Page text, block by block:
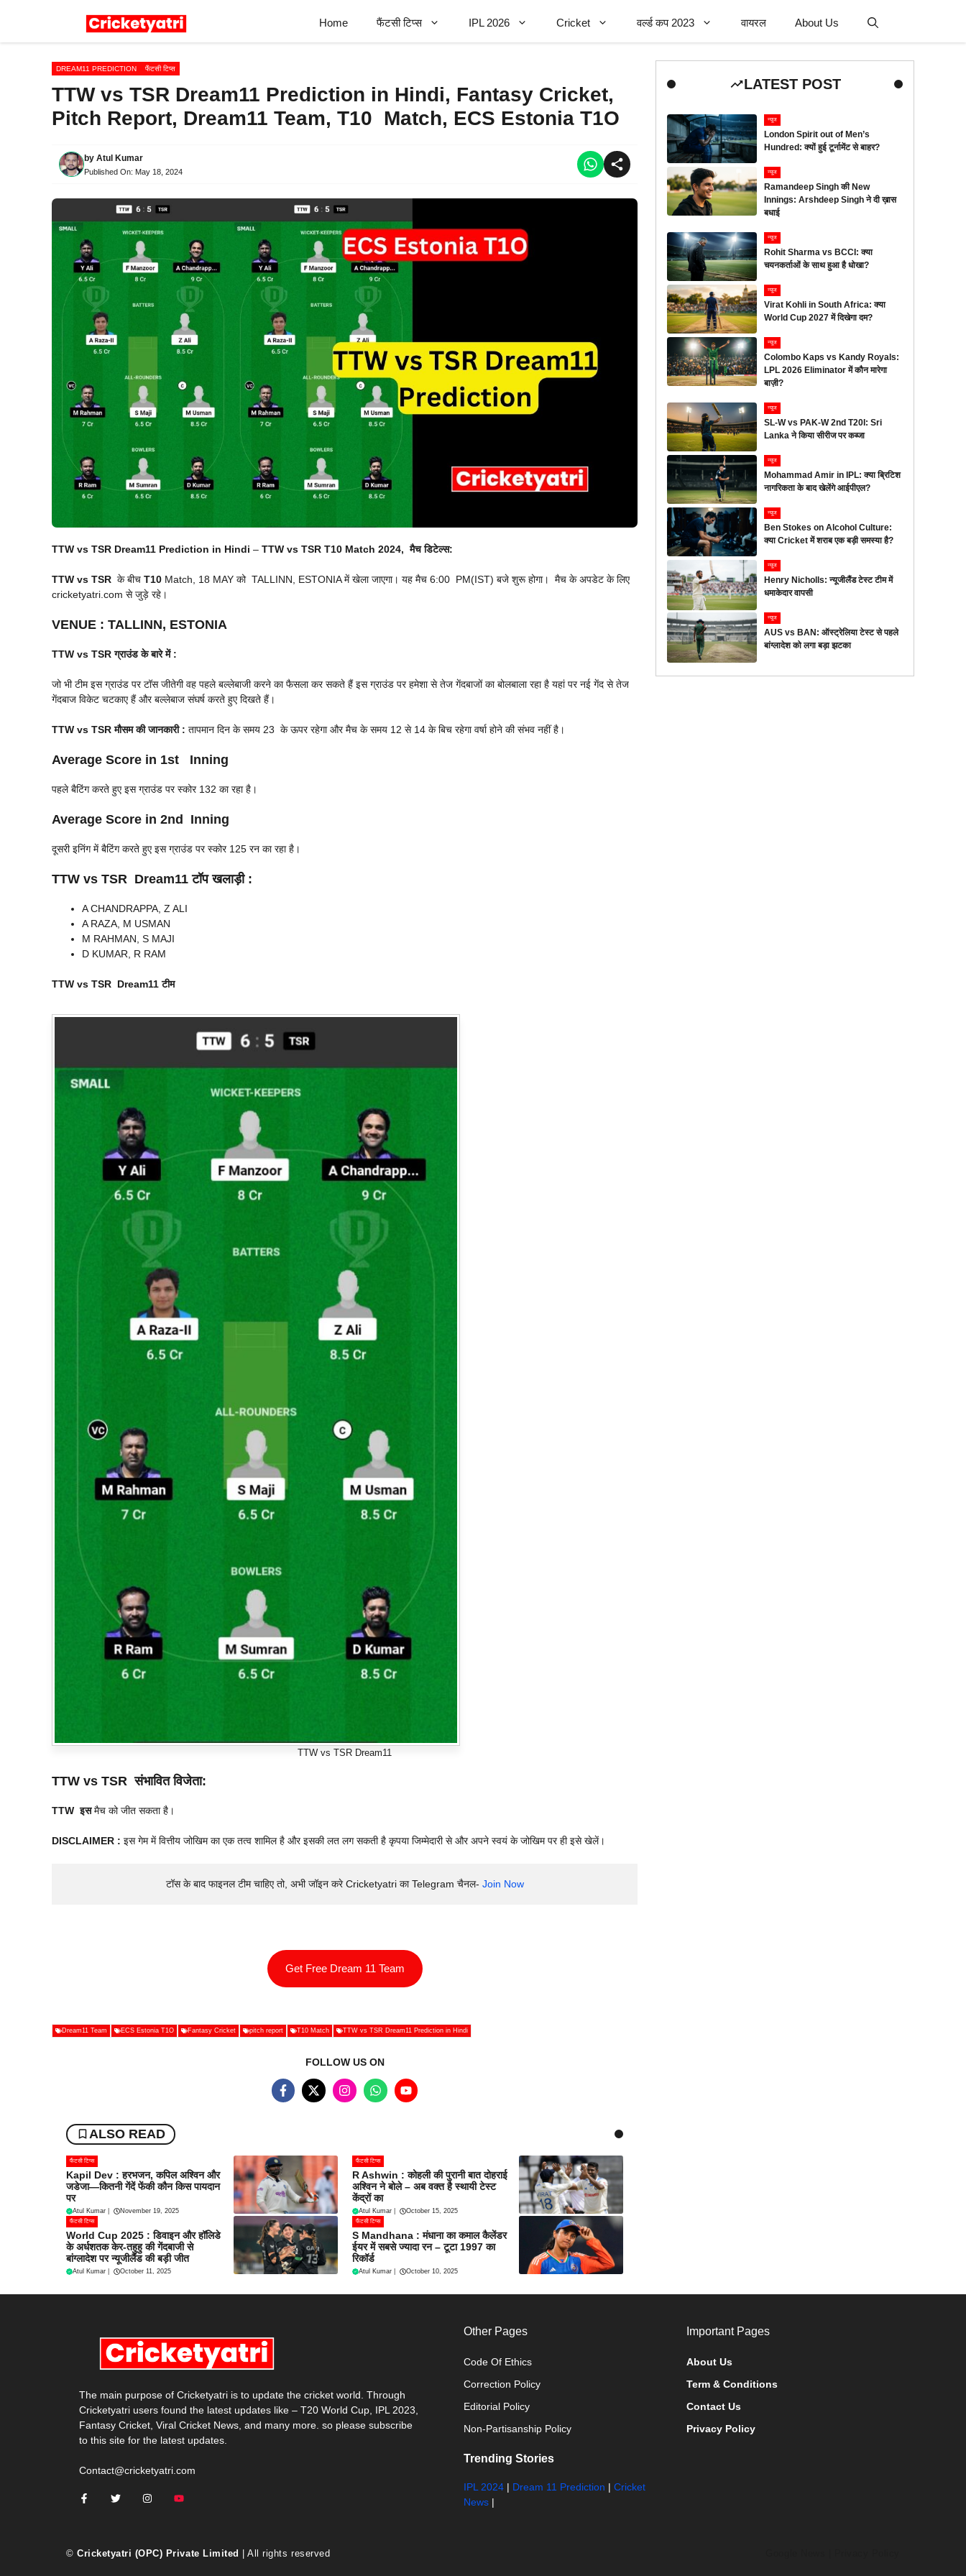
Home फैंटसी टिप्स IPL 2026 Cricket वर्ल्ड कप 2023 वायरल About Us
DREAM11 PREDICTION फैंटसी टिप्स
TTW vs TSR Dream11 Prediction in Hindi, Fantasy Cricket,
Pitch Report, Dream11 Team, T10 Match, ECS Estonia T1O
by Atul Kumar
Published On: May 18, 2024
TTW vs TSR Dream11 Prediction in Hindi – TTW vs TSR T10 Match 2024, मैच डिटेल्स:
TTW vs TSR के बीच T10 Match, 18 MAY को TALLINN, ESTONIA में खेला जाएगा। यह मैच 6:00 PM(IST) बजे शुरू होगा। मैच के अपडेट के लिए
cricketyatri.com से जुड़े रहे।
VENUE : TALLINN, ESTONIA
TTW vs TSRग्राउंड के बारे में :
जो भी टीम इस ग्राउंड पर टॉस जीतेगी वह पहले बल्लेबाजी करने का फैसला कर सकते हैं इस ग्राउंड पर हमेशा से तेज गेंदबाजों का बोलबाला रहा है यहां पर नई गेंद से तेज
गेंदबाज विकेट चटकाए हैं और बल्लेबाज संघर्ष करते हुए दिखते हैं।
TTW vs TSRमौसम की जानकारी : तापमान दिन के समय 23 के ऊपर रहेगा और मैच के समय 12 से 14 के बिच रहेगा वर्षा होने की संभव नहीं है।
Average Score in 1st Inning
पहले बैटिंग करते हुए इस ग्राउंड पर स्कोर 132 का रहा है।
Average Score in 2nd Inning
दूसरी इनिंग में बैटिंग करते हुए इस ग्राउंड पर स्कोर 125 रन का रहा है।
TTW vs TSR Dream11 टॉप खलाड़ी :
A CHANDRAPPA, Z ALI
A RAZA, M USMAN
M RAHMAN, S MAJI
D KUMAR, R RAM
TTW vs TSR Dream11टीम
TTW vs TSR Dream11
TTW vs TSR संभावित विजेता:
TTW इसमैच को जीत सकता है।
DISCLAIMER : इस गेम में वित्तीय जोखिम का एक तत्व शामिल है और इसकी लत लग सकती है कृपया जिम्मेदारी से और अपने स्वयं के जोखिम पर ही इसे खेलें।
टॉस के बाद फाइनल टीम चाहिए तो, अभी जॉइन करे Cricketyatri का Telegram चैनल- Join Now
Get Free Dream 11 Team
Dream11 Team ECS Estonia T1O Fantasy Cricket pitch report T10 Match TTW vs TSR Dream11 Prediction in Hindi
FOLLOW US ON
ALSO READ
फैंटसी टिप्स
Kapil Dev : हरभजन, कपिल अश्विन और
जडेजा—कितनी गेंदें फेंकी कौन किस पायदान
पर
Atul Kumar November 19, 2025
फैंटसी टिप्स
R Ashwin : कोहली की पुरानी बात दोहराई
अश्विन ने बोले – अब वक्त है स्थायी टेस्ट
केंद्रों का
Atul Kumar October 15, 2025
फैंटसी टिप्स
World Cup 2025 : डिवाइन और हॉलिडे
के अर्धशतक केर-तहुहु की गेंदबाजी से
बांग्लादेश पर न्यूजीलैंड की बड़ी जीत
Atul Kumar October 11, 2025
फैंटसी टिप्स
S Mandhana : मंधाना का कमाल कैलेंडर
ईयर में सबसे ज्यादा रन – टूटा 1997 का
रिकॉर्ड
Atul Kumar October 10, 2025
LATEST POST
न्यूज
London Spirit out of Men’s
Hundred: क्यों हुई टूर्नामेंट से बाहर?
न्यूज
Ramandeep Singh की New
Innings: Arshdeep Singh ने दी ख़ास
बधाई
न्यूज
Rohit Sharma vs BCCI: क्या
चयनकर्ताओं के साथ हुआ है धोखा?
न्यूज
Virat Kohli in South Africa: क्या
World Cup 2027 में दिखेगा दम?
न्यूज
Colombo Kaps vs Kandy Royals:
LPL 2026 Eliminator में कौन मारेगा
बाज़ी?
न्यूज
SL-W vs PAK-W 2nd T20I: Sri
Lanka ने किया सीरीज पर कब्जा
न्यूज
Mohammad Amir in IPL: क्या ब्रिटिश
नागरिकता के बाद खेलेंगे आईपीएल?
न्यूज
Ben Stokes on Alcohol Culture:
क्या Cricket में शराब एक बड़ी समस्या है?
न्यूज
Henry Nicholls: न्यूजीलैंड टेस्ट टीम में
धमाकेदार वापसी
न्यूज
AUS vs BAN: ऑस्ट्रेलिया टेस्ट से पहले
बांग्लादेश को लगा बड़ा झटका
The main purpose of Cricketyatri is to update the cricket world. Through
Cricketyatri users found the latest updates like – T20 World Cup, IPL 2023,
Fantasy Cricket, Viral Cricket News, and many more. so please subscribe
to this site for the latest updates.
Contact@cricketyatri.com
Other Pages
Code Of Ethics
Correction Policy
Editorial Policy
Non-Partisanship Policy
Trending Stories
IPL 2024 | Dream 11 Prediction |Cricket
News |
Important Pages
About Us
Term & Conditions
Contact Us
Privacy Policy
©Cricketyatri (OPC) Private Limited | All rights reserved